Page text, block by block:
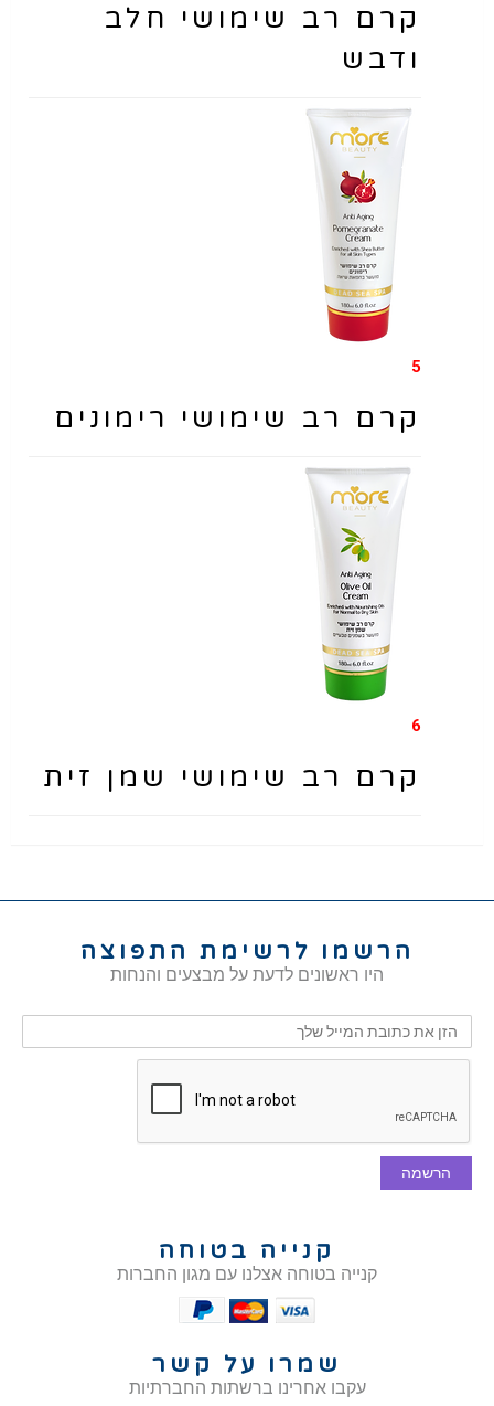
קרם רב שימושי חלב
ודבש
5
קרם רב שימושי רימונים
6
קרם רב שימושי שמן זית
הרשמו לרשימת התפוצה
היו ראשונים לדעת על מבצעים והנחות
הרשמה
קנייה בטוחה
קנייה בטוחה אצלנו עם מגון החברות
שמרו על קשר
עקבו אחרינו ברשתות החברתיות